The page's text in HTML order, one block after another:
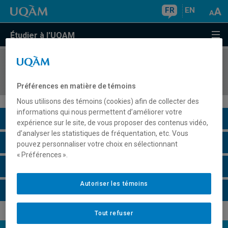
FR EN
Étudier à l'UQAM
COURS//
Description du cours
Horaire - Été 2026
Préférences en matière de témoins
Nous utilisons des témoins (cookies) afin de collecter des
informations qui nous permettent d’améliorer votre
expérience sur le site, de vous proposer des contenus vidéo,
d’analyser les statistiques de fréquentation, etc. Vous
pouvez personnaliser votre choix en sélectionnant
« Préférences ».
Tout refuser
Autoriser les témoins